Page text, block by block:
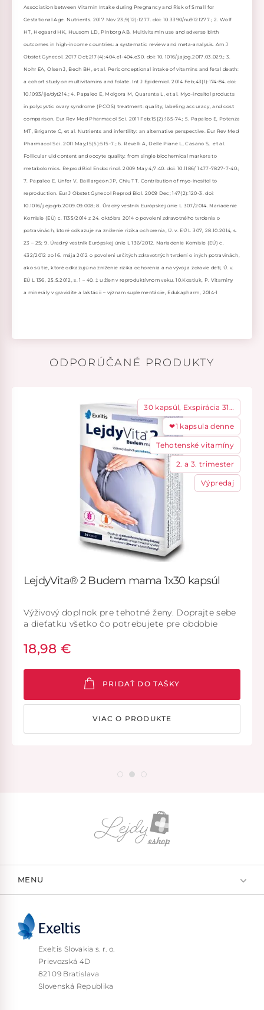
Association between Vitamin Intake during Pregnancy and Risk of Small for
Gestational Age. Nutrients. 2017 Nov 23;9(12):1277. doi: 10.3390/nu9121277.; 2. Wolf
HT, Hegaard HK, Huusom LD, Pinborg AB. Multivitamin use and adverse birth
outcomes in high-income countries: a systematic review and meta-analysis. Am J
Obstet Gynecol. 2017 Oct;217(4):404.e1-404.e30. doi: 10. 1016/j.ajog.2017.03.029.; 3.
Nohr EA, Olsen J, Bech BH, et al. Periconceptional intake of vitamins and fetal death:
a cohort study on multivitamins and folate. Int J Epidemiol. 2014 Feb;43(1):174-84. doi:
10.1093/ije/dyt214.; 4. Papaleo E, Molgora M, Quaranta L, et al. Myo-inositol products
in polycystic ovary syndrome (PCOS) treatment: quality, labeling accuracy, and cost
comparison. Eur Rev Med Pharmacol Sci. 2011 Feb;15(2):165-74.; 5. Papaleo E, Potenza
MT, Brigante C, et al. Nutrients and infertility: an alternative perspective. Eur Rev Med
Pharmacol Sci. 2011 May;15(5):515-7.; 6. Revelli A, Delle Piane L, Casano S, et al.
Follicular uid content and oocyte quality: from single biochemical markers to
metabolomics. Reprod Biol Endocrinol. 2009 May 4;7:40. doi: 10.1186/ 1477-7827-7-40.;
7. Papaleo E, Unfer V, Baillargeon JP, Chiu TT. Contribution of myo-inositol to
reproduction. Eur J Obstet Gynecol Reprod Biol. 2009 Dec; 147(2):120-3. doi:
10.1016/j.ejogrb.2009.09.008; 8. Úradný vestník Európskej únie L 307/2014. Nariadenie
Komisie (EÚ) c. 1135/2014 z 24. októbra 2014 o povolení zdravotného tvrdenia o
potravinách, ktoré odkazuje na zníženie rizika ochorenia, Ú. v. EÚ L 307, 28.10.2014, s.
23 – 25; 9. Úradný vestník Európskej únie L 136/2012. Nariadenie Komisie (EÚ) c.
432/2012 zo 16. mája 2012 o povolení určitých zdravotných tvrdení o iných potravinách,
ako sú tie, ktoré odkazujú na zníženie rizika ochorenia a na vývoj a zdravie detí, Ú. v.
EÚ L 136, 25.5.2012, s. 1 – 40. ‡ u žien v reproduktívnom veku. 10.Kostiuk, P. Vitamíny
a minerály v gravidite a laktácii – význam suplementácie, Edukapharm, 2014-1
ODPORÚČANÉ PRODUKTY
30 kapsúl, Exspirácia 31…
❤1 kapsula denne
Tehotenské vitamíny
2. a 3. trimester
Výpredaj
LejdyVita® 2 Budem mama 1x30 kapsúl
Výživový doplnok pre tehotné ženy. Doprajte sebe
a dieťatku všetko čo potrebujete pre obdobie
18,98 €
PRIDAŤ DO TAŠKY
VIAC O PRODUKTE
MENU
Exeltis Slovakia s. r. o.
Prievozská 4D
821 09 Bratislava
Slovenská Republika